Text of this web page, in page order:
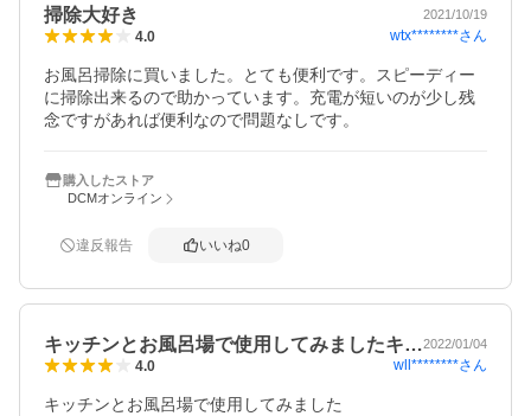
掃除大好き 2021/10/19
4.0 wtx********さん
お風呂掃除に買いました。とても便利です。スピーディー
に掃除出来るので助かっています。充電が短いのが少し残
念ですがあれば便利なので問題なしです。
購入したストア
DCMオンライン
違反報告 いいね0
キッチンとお風呂場で使用してみましたキ…2022/01/04
4.0 wll********さん
キッチンとお風呂場で使用してみました